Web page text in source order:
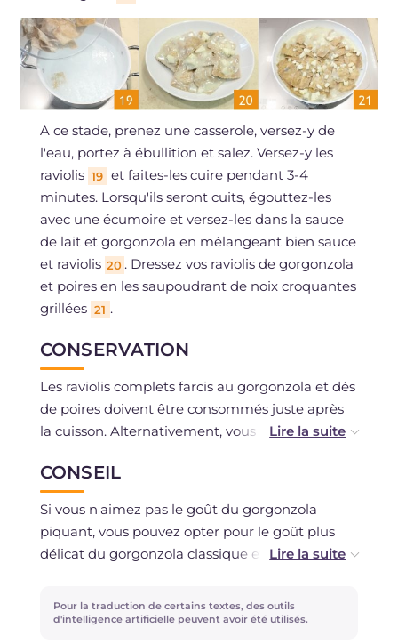
A ce stade, prenez une casserole, versez-y de
l'eau, portez à ébullition et salez. Versez-y les
raviolis 19 et faites-les cuire pendant 3-4
minutes. Lorsqu'ils seront cuits, égouttez-les
avec une écumoire et versez-les dans la sauce
de lait et gorgonzola en mélangeant bien sauce
et raviolis 20 . Dressez vos raviolis de gorgonzola
et poires en les saupoudrant de noix croquantes
grillées 21 .
CONSERVATION
Les raviolis complets farcis au gorgonzola et dés
de poires doivent être consommés juste après
la cuisson. Alternativement, vous pouvez les
procéder en plaçant le plateau avec les raviolis
au congélateur pour les durcir pendant
quelques heures. Lorsqu'ils seront bien durs,
mettez-les dans des sacs de congélation, de
préférence déjà portionnés, et remettez-les au
faites-les cuire directement congelés dans de
l'eau bouillante et procédez comme indiqué
CONSEIL
Si vous n'aimez pas le goût du gorgonzola
piquant, vous pouvez opter pour le goût plus
délicat du gorgonzola classique et
à la sauce en ajoutant quelques cuillères de
mascarpone au lait et gorgonzola.
Pour la traduction de certains textes, des outils
d'intelligence artificielle peuvent avoir été utilisés.